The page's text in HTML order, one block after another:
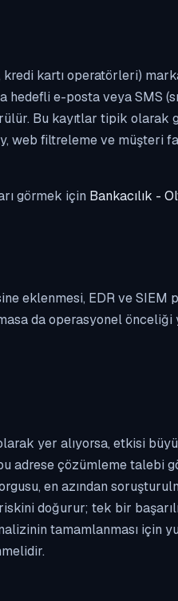
kredi kartı operatörleri)
hedefli e-posta veya
Bu kayıtlar tipik
web filtreleme ve müşteri
görmek için Bankacılık -
eklenmesi, EDR ve SIEM
da operasyonel önceliği
yer alıyorsa, etkisi
adrese çözümleme talebi
en azından
doğurur; tek bir
tamamlanması için